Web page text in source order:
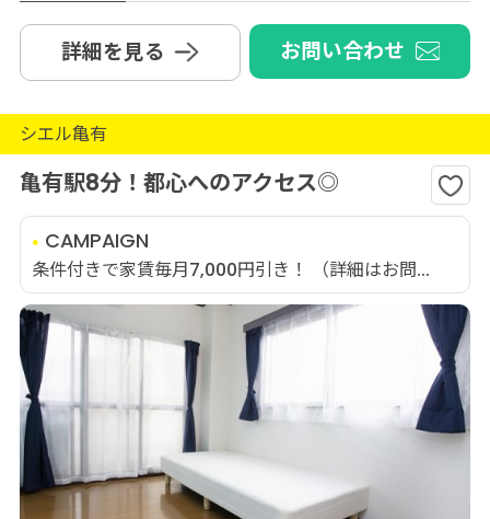
詳細を見る お問い合わせ
シエル亀有
亀有駅8分！都心へのアクセス◎
CAMPAIGN
条件付きで家賃毎月7,000円引き！ （詳細はお問...